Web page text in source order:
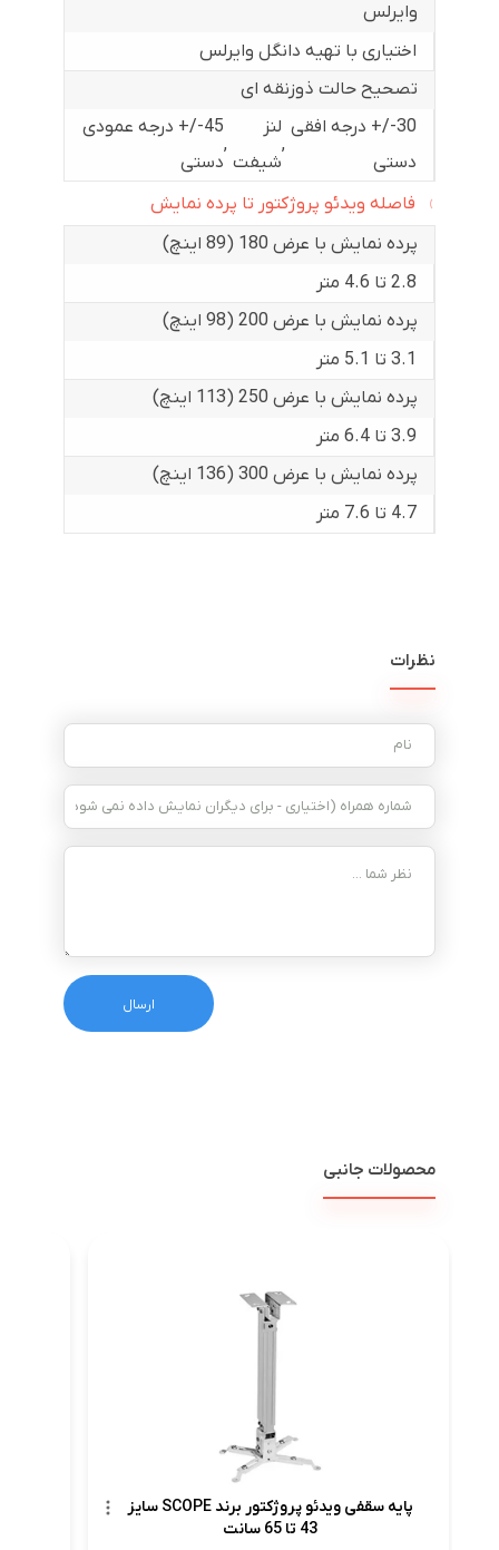
وایرلس
اختیاری با تهیه دانگل وایرلس
تصحیح حالت ذوزنقه ای
30-/+ درجه افقی
دستی
,
لنز
شیفت
,
45-/+ درجه عمودی
دستی
فاصله ویدئو پروژکتور تا پرده نمایش
پرده نمایش با عرض 180 (89 اینچ)
2.8 تا 4.6 متر
پرده نمایش با عرض 200 (98 اینچ)
3.1 تا 5.1 متر
پرده نمایش با عرض 250 (113 اینچ)
3.9 تا 6.4 متر
پرده نمایش با عرض 300 (136 اینچ)
4.7 تا 7.6 متر
نظرات
محصولات جانبی
پایه سقفی ویدئو پروژکتور برند SCOPE سایز
43 تا 65 سانت